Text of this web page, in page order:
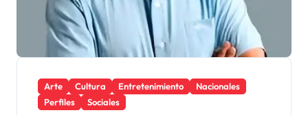
Arte Cultura Entretenimiento
Nacionales
Perfiles
Sociales